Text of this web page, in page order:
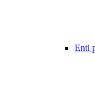
Enti